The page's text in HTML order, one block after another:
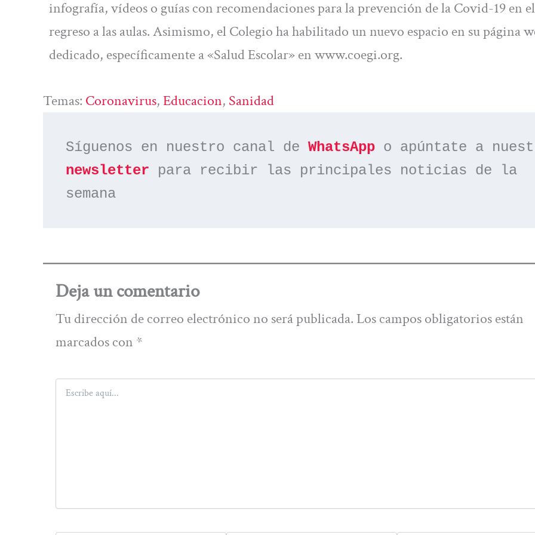
infografía, vídeos o guías con recomendaciones para la prevención de la Covid-19 en el
regreso a las aulas. Asimismo, el Colegio ha habilitado un nuevo espacio en su página
dedicado, específicamente a «Salud Escolar» en www.coegi.org.
Temas: Coronavirus, Educacion, Sanidad
Síguenos en nuestro canal de WhatsApp
newsletter para recibir las principales noticias de la
semana
Deja un comentario
Tu dirección de correo electrónico no será publicada. Los campos obligatorios están
marcados con *
aquí...